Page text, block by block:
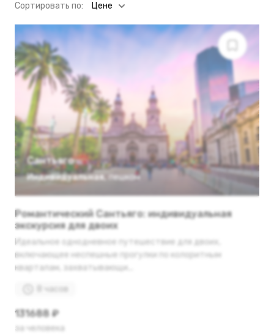
Cортировать по: Цене
Сантьяго
Индивидуальная пешком
Романтический Сантьяго: индивидуальная
экскурсия для двоих
Идеальное однодневное путешествие для двоих,
включающее неспешные прогулки по колоритным
кварталам, захватывающи...
8 часов
131688 ₽
за человека